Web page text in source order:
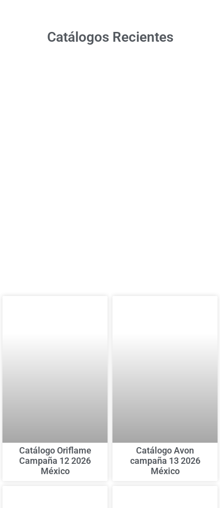
Catálogos Recientes
Catálogo Oriflame
Campaña 12 2026
México
Catálogo Avon
campaña 13 2026
México